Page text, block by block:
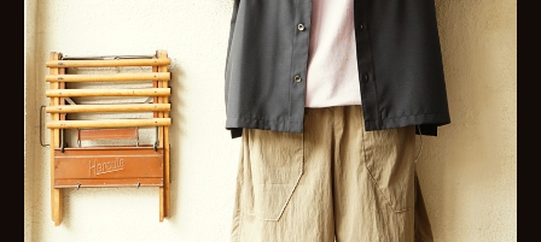
STYLE
MENS
WOMENS
GOODS
ARCHIVES